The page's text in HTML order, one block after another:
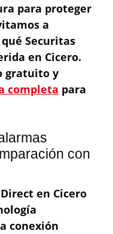
para proteger
a
Securitas
en Cicero.
gratuito y
completa para
con
en Cicero
conexión